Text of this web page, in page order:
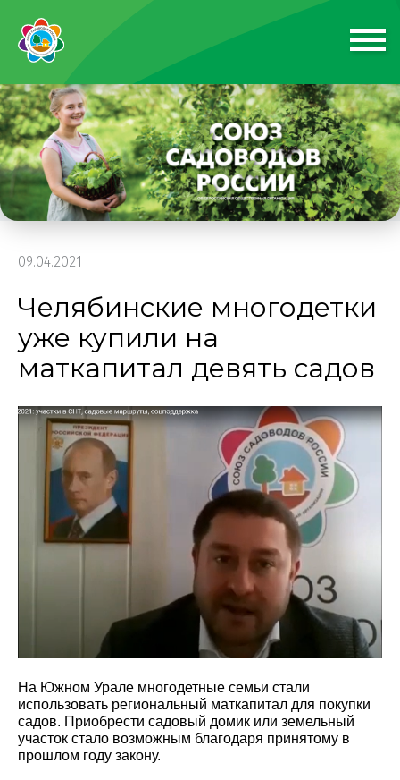
09.04.2021
Челябинские многодетки
уже купили на
маткапитал девять садов
На Южном Урале многодетные семьи стали
использовать региональный маткапитал для покупки
садов. Приобрести садовый домик или земельный
участок стало возможным благодаря принятому в
прошлом году закону.